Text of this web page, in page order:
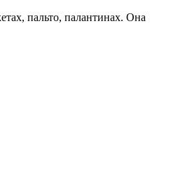
пальто, палантинах. Она